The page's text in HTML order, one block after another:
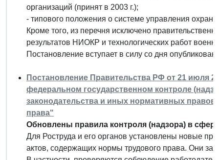
организаций (принят в 2003 г.);
- типового положения о системе управления
Кроме того, из перечня исключено
результатов НИОКР и технологических работ
Постановление вступает в силу со дня
Постановление Правительства РФ от 21 июля
федеральном государственном контроле
законодательства и иных нормативных
права"
Обновлены правила контроля (надзора) в
Для Роструда и его органов установлены новые
актов, содержащих нормы трудового права. Они